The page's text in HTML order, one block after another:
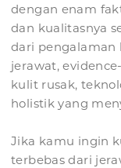
dengan enam
dan kualitasnya
dari pengalaman
jerawat,
kulit rusak,
holistik yang
Jika kamu ingin
terbebas dari